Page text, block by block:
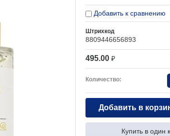
Добавить к сравнению
Штрихкод
8809446656893
495.00 ₽
Количество:
Добавить в
Купить в один